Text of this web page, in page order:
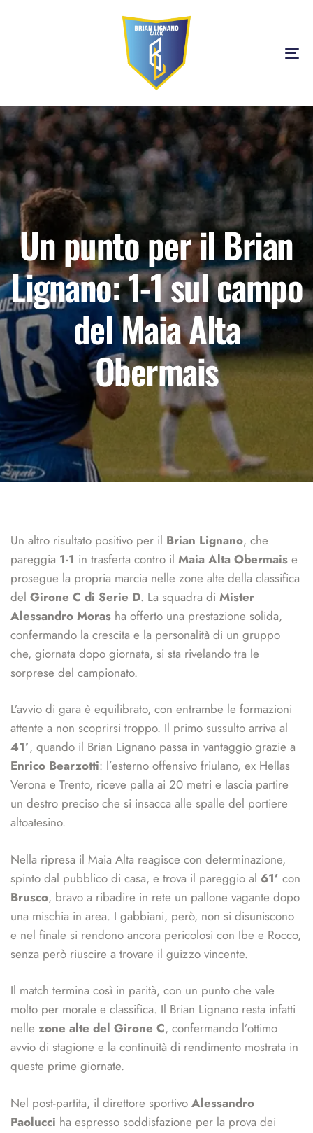
Un punto per il Brian
Lignano: 1-1 sul campo
del Maia Alta
Obermais
Un altro risultato positivo per il Brian Lignano, che
pareggia 1-1 in trasferta contro il Maia Alta Obermais e
prosegue la propria marcia nelle zone alte della classifica
del Girone C di Serie D. La squadra di Mister
Alessandro Moras ha offerto una prestazione solida,
confermando la crescita e la personalità di un gruppo
che, giornata dopo giornata, si sta rivelando tra le
sorprese del campionato.
L’avvio di gara è equilibrato, con entrambe le formazioni
attente a non scoprirsi troppo. Il primo sussulto arriva al
41’, quando il Brian Lignano passa in vantaggio grazie a
Enrico Bearzotti: l’esterno offensivo friulano, ex Hellas
Verona e Trento, riceve palla ai 20 metri e lascia partire
un destro preciso che si insacca alle spalle del portiere
altoatesino.
Nella ripresa il Maia Alta reagisce con determinazione,
spinto dal pubblico di casa, e trova il pareggio al 61’ con
Brusco, bravo a ribadire in rete un pallone vagante dopo
una mischia in area. I gabbiani, però, non si disuniscono
e nel finale si rendono ancora pericolosi con Ibe e Rocco,
senza però riuscire a trovare il guizzo vincente.
Il match termina così in parità, con un punto che vale
molto per morale e classifica. Il Brian Lignano resta infatti
nelle zone alte del Girone C, confermando l’ottimo
avvio di stagione e la continuità di rendimento mostrata in
queste prime giornate.
Nel post-partita, il direttore sportivo Alessandro
Paolucci ha espresso soddisfazione per la prova dei